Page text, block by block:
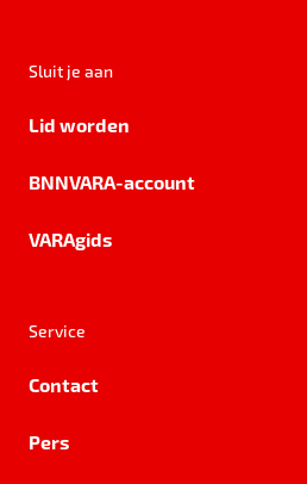
Sluit je aan
Lid worden
BNNVARA-account
VARAgids
Service
Contact
Pers